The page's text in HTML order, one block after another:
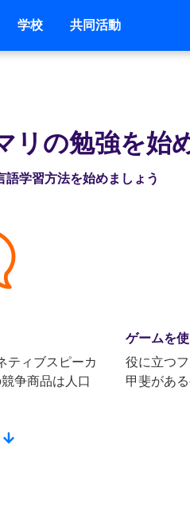
学校 共同活動
リの勉強を始
学習方法を始めましょう
ティブスピーカ
争商品は人口
ゲームを
役に立つ
甲斐があ